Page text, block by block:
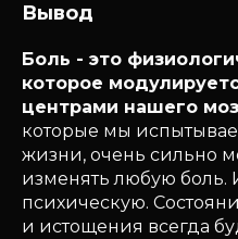
Вывод
Боль - это
которое
центрами нашего
которые мы
жизни, очень сильно
изменять любую боль.
психическую.
и истощения всегда